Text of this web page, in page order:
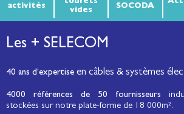
activités
vides
SOCODA
Les + SELECOM
40 ans d’expertise en câbles & systèmes
4000 références de 50 fournisseurs
stockées sur notre plate-forme de 18 000m².